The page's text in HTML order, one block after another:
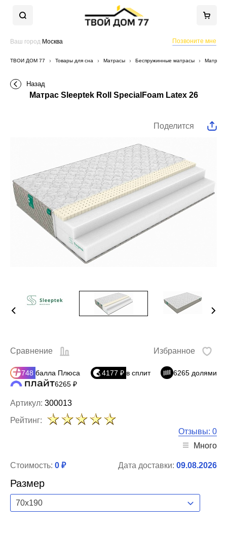
Ваш город Москва Позвоните мне
ТВОЙ ДОМ 77 Товары для сна Матрасы Беспружинные матрасы Матрас
Назад
Матрас Sleeptek Roll SpecialFoam Latex 26
Поделится
Артикул: 300013
Сравнение Избранное
748 балла Плюса 4177 ₽ в сплит
6265 долями
6265 ₽
Рейтинг:
Отзывы: 0
Много
Стоимость: 0 ₽ Дата доставки: 09.08.2026
Размер
70x190